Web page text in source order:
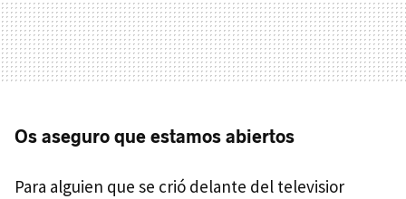
Os aseguro que estamos abiertos
Para alguien que se crió delante del televisior